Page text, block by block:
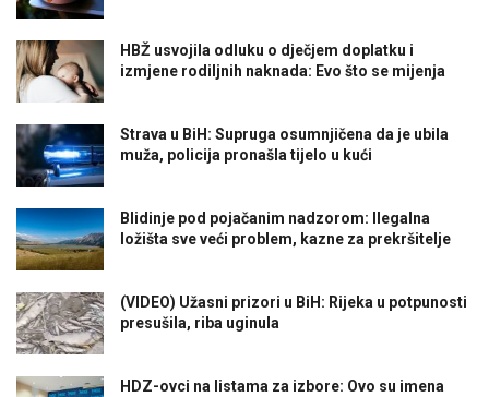
HBŽ usvojila odluku o dječjem doplatku i
izmjene rodiljnih naknada: Evo što se mijenja
Strava u BiH: Supruga osumnjičena da je ubila
muža, policija pronašla tijelo u kući
Blidinje pod pojačanim nadzorom: Ilegalna
ložišta sve veći problem, kazne za prekršitelje
(VIDEO) Užasni prizori u BiH: Rijeka u potpunosti
presušila, riba uginula
HDZ-ovci na listama za izbore: Ovo su imena